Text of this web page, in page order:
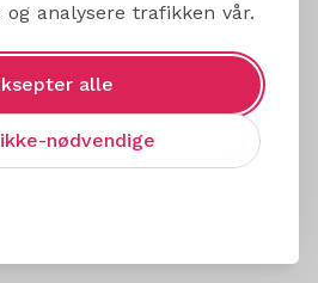
analysere trafikken vår.
alle
nødvendige